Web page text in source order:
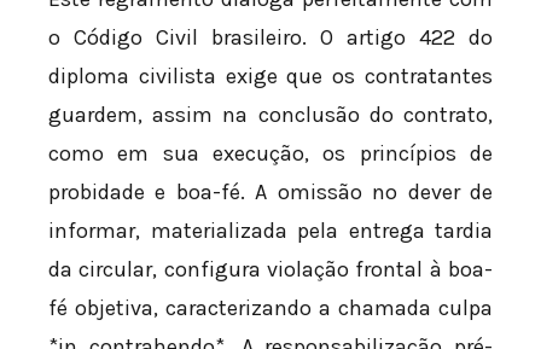
o Código Civil brasileiro. O artigo 422 do
diploma civilista exige que os contratantes
guardem, assim na conclusão do contrato,
como em sua execução, os princípios de
probidade e boa-fé. A omissão no dever de
informar, materializada pela entrega tardia
da circular, configura violação frontal à boa-
fé objetiva, caracterizando a chamada culpa